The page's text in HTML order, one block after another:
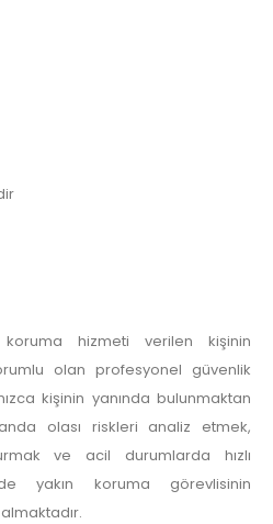
hizmeti verilen kişinin
olan profesyonel güvenlik
kişinin yanında bulunmaktan
olası riskleri analiz etmek,
ve acil durumlarda hızlı
yakın koruma görevlisinin